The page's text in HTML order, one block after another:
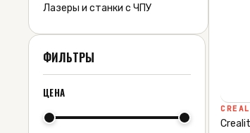
Лазеры и станки с ЧПУ
ФИЛЬТРЫ
ЦЕНА